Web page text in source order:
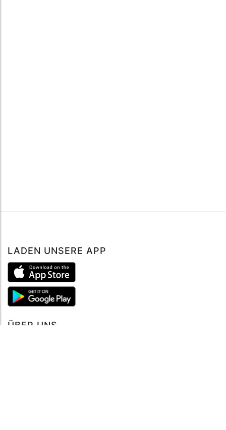
LADEN UNSERE APP
ÜBER UNS